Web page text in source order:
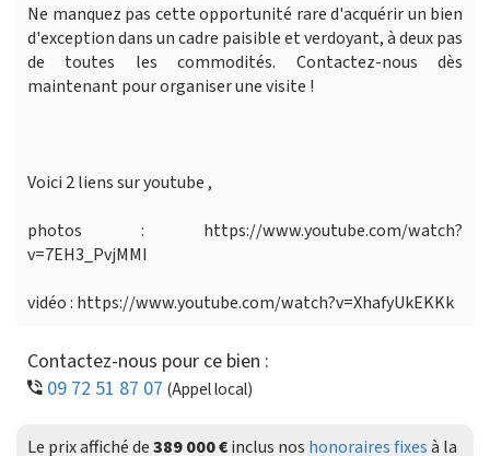
Ne manquez pas cette opportunité rare d'acquérir un bien
d'exception dans un cadre paisible et verdoyant, à deux pas
de toutes les commodités. Contactez-nous dès
maintenant pour organiser une visite !
Voici 2 liens sur youtube ,
photos : https://www.youtube.com/watch?
v=7EH3_PvjMMI
vidéo : https://www.youtube.com/watch?v=XhafyUkEKKk
Contactez-nous pour ce bien :
09 72 51 87 07 (Appel local)
Le prix affiché de389 000 €inclus nos honoraires fixesà la